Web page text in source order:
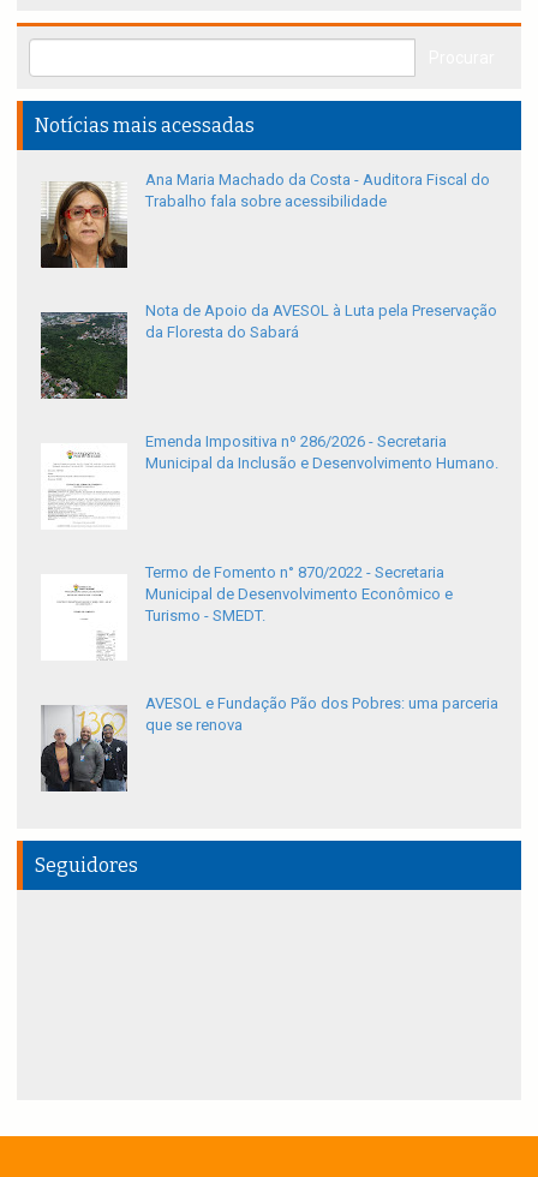
Notícias mais acessadas
Ana Maria Machado da Costa - Auditora Fiscal do
Trabalho fala sobre acessibilidade
Nota de Apoio da AVESOL à Luta pela Preservação
da Floresta do Sabará
Emenda Impositiva nº 286/2026 - Secretaria
Municipal da Inclusão e Desenvolvimento Humano.
Termo de Fomento n° 870/2022 - Secretaria
Municipal de Desenvolvimento Econômico e
Turismo - SMEDT.
AVESOL e Fundação Pão dos Pobres: uma parceria
que se renova
Seguidores